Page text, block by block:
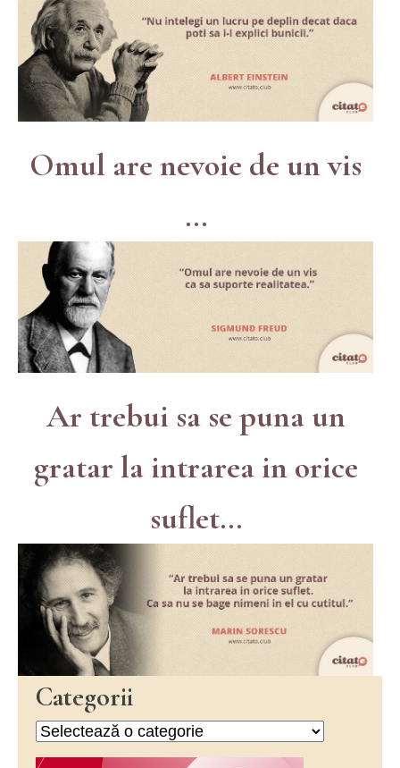
Omul are nevoie de un vis
...
Ar trebui sa se puna un
gratar la intrarea in orice
suflet...
Categorii
Categorii